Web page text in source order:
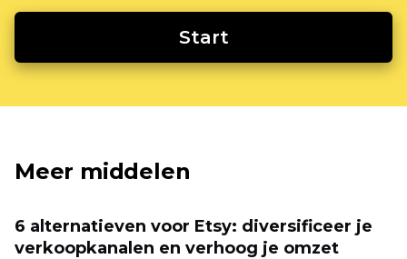
Start
Meer middelen
6 alternatieven voor Etsy: diversificeer je
verkoopkanalen en verhoog je omzet